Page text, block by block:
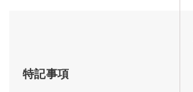
特記事項